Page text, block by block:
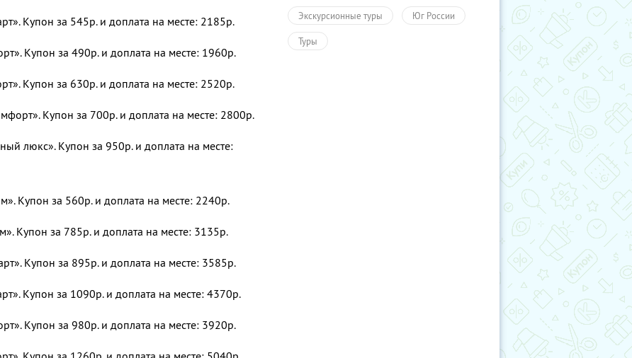
Купон за 545р. и доплата на месте: 2185р.
Купон за 490р. и доплата на месте: 1960р.
Купон за 630р. и доплата на месте: 2520р.
Купон за 700р. и доплата на месте: 2800р.
люкс». Купон за 950р. и доплата на месте:
Купон за 560р. и доплата на месте: 2240р.
Купон за 785р. и доплата на месте: 3135р.
Купон за 895р. и доплата на месте: 3585р.
Купон за 1090р. и доплата на месте: 4370р.
Купон за 980р. и доплата на месте: 3920р.
Экскурсионные туры Юг России
Туры